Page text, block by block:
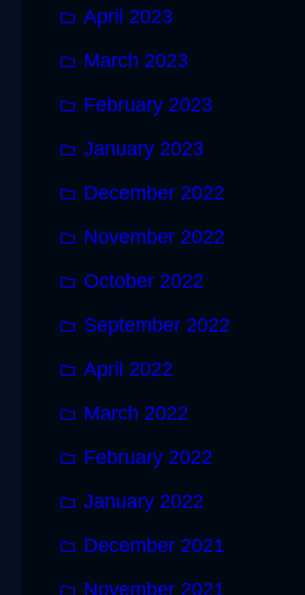
April 2023
March 2023
February 2023
January 2023
December 2022
November 2022
October 2022
September 2022
April 2022
March 2022
February 2022
January 2022
December 2021
November 2021